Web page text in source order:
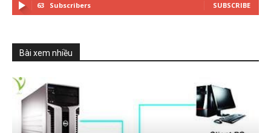
63 Subscribers SUBSCRIBE
Bài xem nhiều